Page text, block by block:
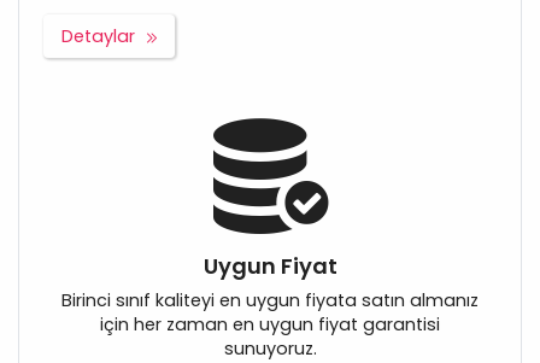
Detaylar
Uygun Fiyat
Birinci sınıf kaliteyi en uygun fiyata satın almanız
için her zaman en uygun fiyat garantisi
sunuyoruz.